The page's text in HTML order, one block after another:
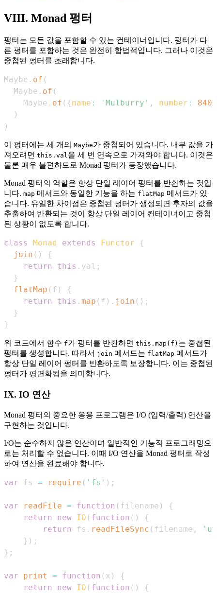
VIII. Monad 펑터
펑터는 모든 값을 포함할 수 있는 컨테이너입니다. 펑터가 다
른 펑터를 포함하는 것은 완전히 합법적입니다. 그러나 이것은
중첩된 펑터를 초래합니다.
Maybe . of (
Maybe . of (
Maybe . of ( {name : 'Mulburry' , number :
8402
)
)
이 펑터에는 세 개의 Maybe가 중첩되어 있습니다. 내부 값을 가
져오려면 this.val을 세 번 연속으로 가져와야 합니다. 이것은
물론 매우 불편하므로 Monad 펑터가 등장했습니다.
Monad 펑터의 역할은 항상 단일 레이어 펑터를 반환하는 것입
니다. map 메서드와 동일한 기능을 하는 flatMap 메서드가 있
습니다. 유일한 차이점은 중첩된 펑터가 생성되면 후자의 값을
추출하여 반환되는 것이 항상 단일 레이어 컨테이너이고 중첩
된 상황이 없도록 합니다.
class Monad extends Functor
{
join ( )
{
return
this . val ;
}
flatMap ( f )
{
return
this . map ( f ) . join ( ) ;
}
}
위 코드에서 함수 f가 펑터를 반환하면 this.map(f) 는 중첩된
펑터를 생성합니다. 따라서 join 메서드는 flatMap 메서드가
항상 단일 레이어 펑터를 반환하도록 보장합니다. 이는 중첩된
펑터가 평면화됨을 의미합니다.
IX. IO 연산
Monad 펑터의 중요한 응용 프로그램은 I/O (입력/출력) 연산을
구현하는 것입니다.
I/O는 순수하지 않은 연산이며 일반적인 기능적 프로그래밍으
로는 처리할 수 없습니다. 이때 I/O 연산을 Monad 펑터로 작성
하여 연산을 완료해야 합니다.
var fs = require ( 'fs' ) ;
var readFile = function ( filename )
{
return
new IO ( function ( )
{
return
fs . readFileSync ( filename ,
} ) ;
} ;
var print = function ( x )
{
return
new IO ( function ( )
{